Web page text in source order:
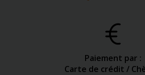
Paiement par :
Carte de crédit /